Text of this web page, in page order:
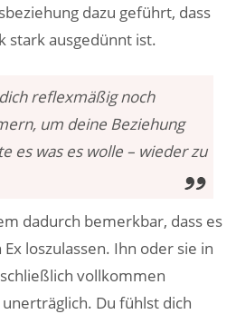
dazu geführt, dass
stark ausgedünnt ist.
reflexmäßig noch
um deine Beziehung
es was es wolle – wieder zu
dadurch bemerkbar, dass es
loszulassen. Ihn oder sie in
vollkommen
Du fühlst dich